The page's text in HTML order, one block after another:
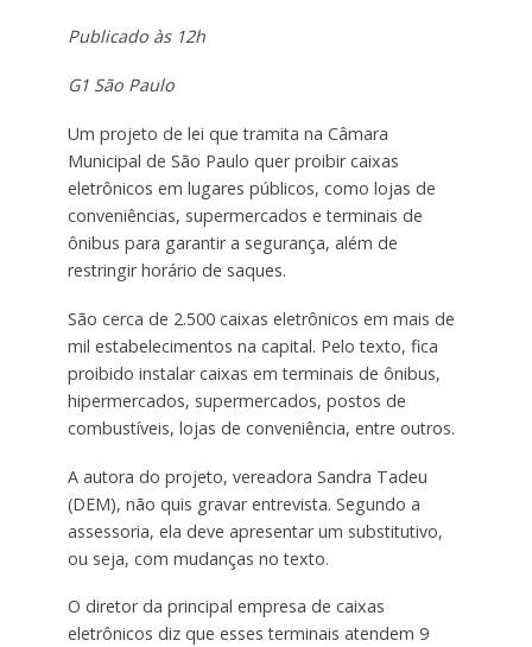
Publicado às 12h
G1 São Paulo
Um projeto de lei que tramita na Câmara
Municipal de São Paulo quer proibir caixas
eletrônicos em lugares públicos, como lojas de
conveniências, supermercados e terminais de
ônibus para garantir a segurança, além de
restringir horário de saques.
São cerca de 2.500 caixas eletrônicos em mais de
mil estabelecimentos na capital. Pelo texto, fica
proibido instalar caixas em terminais de ônibus,
hipermercados, supermercados, postos de
combustíveis, lojas de conveniência, entre outros.
A autora do projeto, vereadora Sandra Tadeu
(DEM), não quis gravar entrevista. Segundo a
assessoria, ela deve apresentar um substitutivo,
ou seja, com mudanças no texto.
O diretor da principal empresa de caixas
eletrônicos diz que esses terminais atendem 9